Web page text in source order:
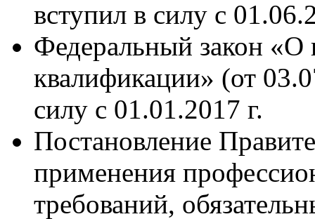
вступил в силу с
Федеральный закон «О
квалификации» (от
силу с 01.01.2017 г.
Постановление
применения
требований,